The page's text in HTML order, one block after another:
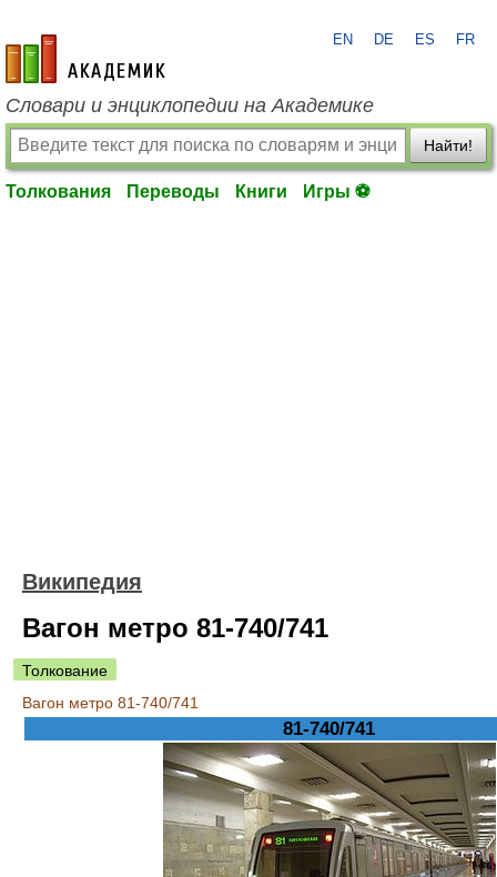
academic.ru
EN DE ES FR
Словари и энциклопедии на Академике
Найти!
Толкования Переводы Книги Игры ⚽
Википедия
Вагон метро 81-740/741
Толкование
Вагон метро 81-740/741
81-740/741